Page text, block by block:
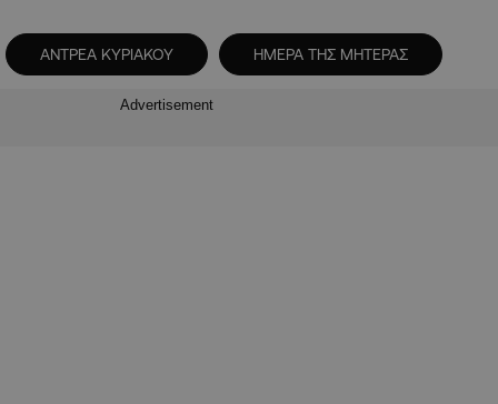
ΑΝΤΡΕΑ ΚΥΡΙΑΚΟΥ ΗΜΕΡΑ ΤΗΣ ΜΗΤΕΡΑΣ
Advertisement